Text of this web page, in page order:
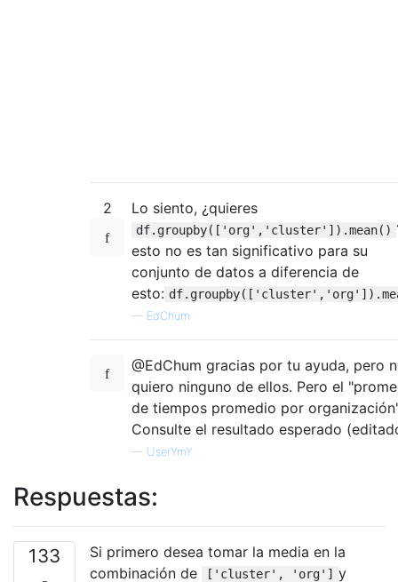
2 Lo siento, ¿quieres
df.groupby(['org','cluster']).mean()
esto no es tan significativo para su
conjunto de datos a diferencia de
esto:
— EdChum
@EdChum gracias por tu ayuda, pero
quiero ninguno de ellos. Pero el
de tiempos promedio por
Consulte el resultado esperado
— UserYmY
Respuestas:
133
Si primero desea tomar la media en la
combinación de
['cluster', 'org'] y